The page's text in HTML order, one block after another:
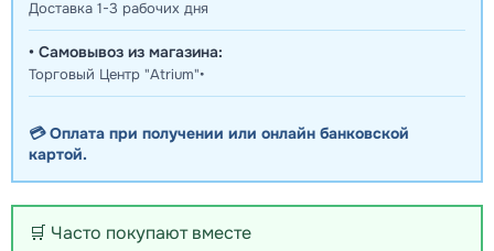
Доставка 1-3 рабочих дня
• Самовывоз из магазина:
Торговый Центр "Atrium"•
💳 Оплата при получении или онлайн банковской
картой.
🛒 Часто покупают вместе